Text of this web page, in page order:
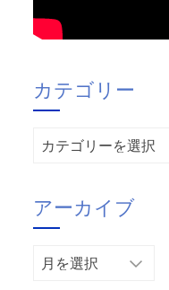
カテゴリー
カ
リ
ー
アーカイブ
ア